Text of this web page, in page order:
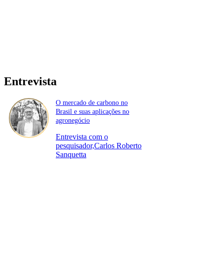
Entrevista
O mercado de carbono no
Brasil e suas aplicações no
agronegócio
Entrevista com o
pesquisador,Carlos Roberto
Sanquetta